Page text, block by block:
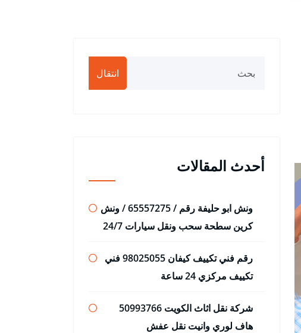
انتقال
أحدث المقالات
ونش ابو حليفة رقم / 65557275 / ونش
كرين سطحة سحب ونقل سيارات 24/7
رقم فني تكييف كيفان 98025055 فني
تكييف مركزي 24 ساعة
شركة نقل اثاث الكويت 50993766
هاف لوري وانيت نقل عفش